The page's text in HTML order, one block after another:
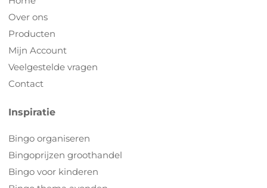
Over ons
Producten
Mijn Account
Veelgestelde vragen
Contact
Inspiratie
Bingo organiseren
Bingoprijzen groothandel
Bingo voor kinderen